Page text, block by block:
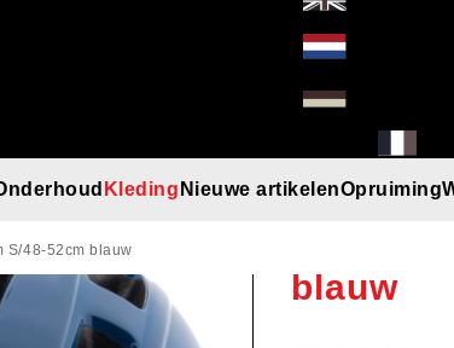
Kleding Nieuwe artikelenOpruiming
S/48-52cm blauw
blauw